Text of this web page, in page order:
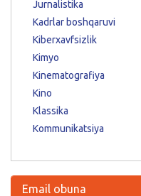
Jurnalistika
Kadrlar boshqaruvi
Kiberxavfsizlik
Kimyo
Kinematografiya
Kino
Klassika
Kommunikatsiya
Email obuna